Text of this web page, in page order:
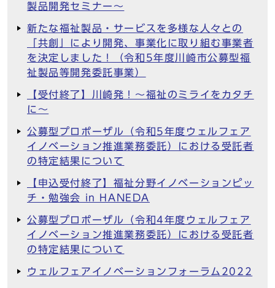
製品開発セミナー～
新たな福祉製品・サービスを多様な人々との
「共創」により開発、事業化に取り組む事業者
を決定しました！（令和5年度川崎市公募型福
祉製品等開発委託事業）
【受付終了】川崎発！～福祉のミライをカタチ
に～
公募型プロポーザル（令和5年度ウェルフェア
イノベーション推進業務委託）における受託者
の特定結果について
【申込受付終了】福祉分野イノベーションピッ
チ・勉強会 in HANEDA
公募型プロポーザル（令和4年度ウェルフェア
イノベーション推進業務委託）における受託者
の特定結果について
ウェルフェアイノベーションフォーラム2022